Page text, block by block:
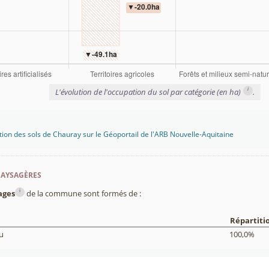
L'évolution de l'occupation du sol par catégorie (en ha) i .
des sols de Chauray sur le Géoportail de l'ARB Nouvelle-Aquitaine
i de la commune sont formés de :
100,0%